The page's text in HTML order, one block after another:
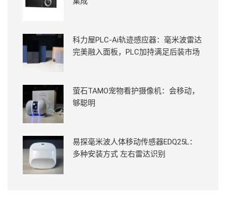
科力屋PLC-Ai轨迹感应器：毫米波雷达
完美融入面板，PLC加持满足后装市场
萤石TAMO宠物看护摄像机：会移动，
够聪明
易探毫米波人体移动传感器EDQ25L：
多种安装方式 左右雷达识别